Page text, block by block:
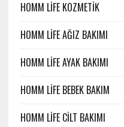
HOMM LİFE KOZMETİK
HOMM LİFE AĞIZ BAKIMI
HOMM LİFE AYAK BAKIMI
HOMM LİFE BEBEK BAKIM
HOMM LİFE CİLT BAKIMI